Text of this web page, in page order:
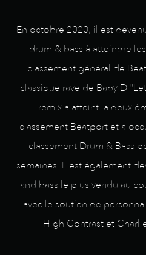
En octobre 2020, il est
drum & bass à atteindre
classement général de
classique rave de Baby D
remix a atteint la
classement Beatport et a
classement Drum & Bass
semaines. Il est également
and bass le plus vendu au
avec le soutien de
High Contrast et